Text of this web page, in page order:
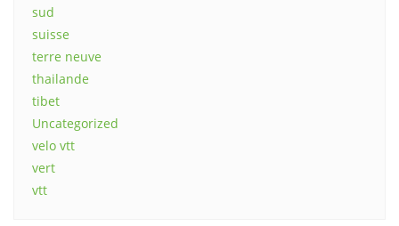
sud
suisse
terre neuve
thailande
tibet
Uncategorized
velo vtt
vert
vtt